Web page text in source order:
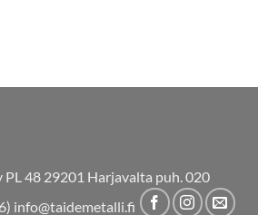
PL 48 29201 Harjavalta puh. 020
info@taidemetalli.fi